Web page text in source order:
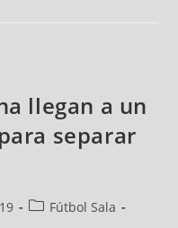
llegan a un
separar
Fútbol Sala